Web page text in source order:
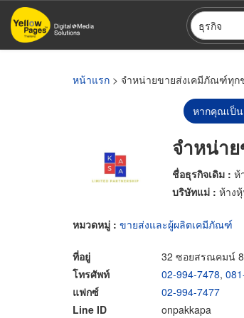
ข้าม
ไป
ธุรกิจ
หน้าแรก > จำหน่ายขายส่งเคมีภัณฑ์ทุก
หากคุณเป็น
จำหน่า
ชื่อธุรกิจเดิม : ห้
บริษัทแม่ : ห้าง
หมวดหมู่ : ขายส่งและผู้ผลิตเคมีภัณฑ์
ที่อยู่
32 ซอยสรณคมน์
โทรศัพท์
02-994-7478,
แฟกซ์
02-994-7477
Line ID
onpakkapa